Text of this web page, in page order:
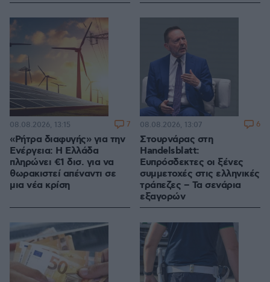
«Ρήτρα διαφυγής» για την
Ενέργεια: Η Ελλάδα
πληρώνει €1 δισ. για να
θωρακιστεί απέναντι σε
μια νέα κρίση
08.08.2026, 13:15 7
Στουρνάρας στη
Handelsblatt:
Ευπρόσδεκτες οι ξένες
συμμετοχές στις ελληνικές
τράπεζες – Τα σενάρια
εξαγορών
08.08.2026, 13:07 6